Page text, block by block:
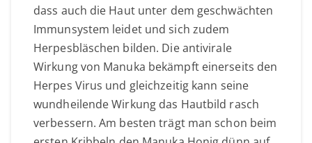
dass auch die Haut unter dem geschwächten
Immunsystem leidet und sich zudem
Herpesbläschen bilden. Die antivirale
Wirkung von Manuka bekämpft einerseits den
Herpes Virus und gleichzeitig kann seine
wundheilende Wirkung das Hautbild rasch
verbessern. Am besten trägt man schon beim